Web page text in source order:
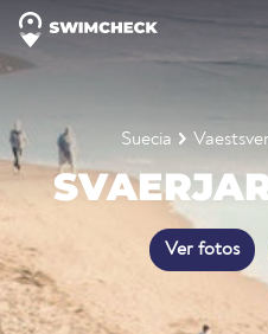
Suecia
Ver fotos